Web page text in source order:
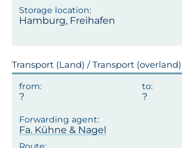
Hamburg, Freihafen
Transport (Land) / Transport (overland)
Fa. Kühne & Nagel